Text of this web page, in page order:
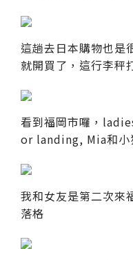
這趟去日本購物也是
就開買了，這行李秤
看到福岡市囉，
or landing, Mia和小
我和女友是第二次來
落格